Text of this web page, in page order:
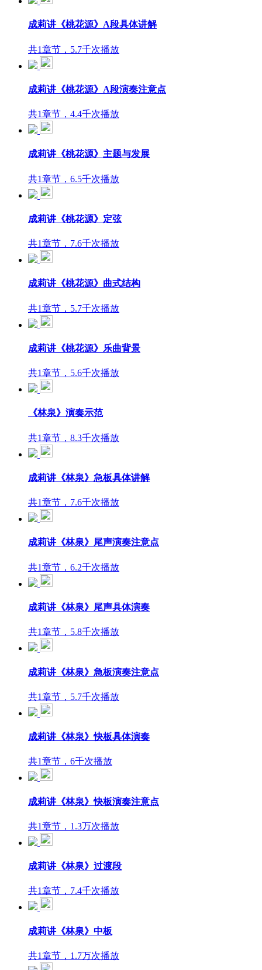
成莉讲《桃花源》A段具体讲解
共1章节，5.7千次播放
成莉讲《桃花源》A段演奏注意点
共1章节，4.4千次播放
成莉讲《桃花源》主题与发展
共1章节，6.5千次播放
成莉讲《桃花源》定弦
共1章节，7.6千次播放
成莉讲《桃花源》曲式结构
共1章节，5.7千次播放
成莉讲《桃花源》乐曲背景
共1章节，5.6千次播放
《林泉》演奏示范
共1章节，8.3千次播放
成莉讲《林泉》急板具体讲解
共1章节，7.6千次播放
成莉讲《林泉》尾声演奏注意点
共1章节，6.2千次播放
成莉讲《林泉》尾声具体演奏
共1章节，5.8千次播放
成莉讲《林泉》急板演奏注意点
共1章节，5.7千次播放
成莉讲《林泉》快板具体演奏
共1章节，6千次播放
成莉讲《林泉》快板演奏注意点
共1章节，1.3万次播放
成莉讲《林泉》过渡段
共1章节，7.4千次播放
成莉讲《林泉》中板
共1章节，1.7万次播放